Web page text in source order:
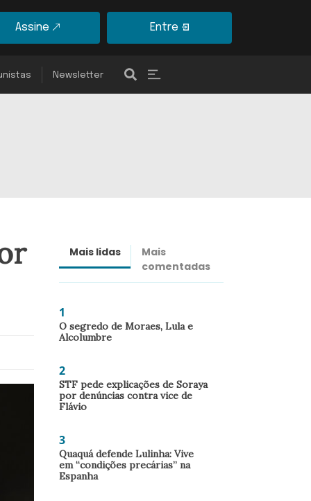
Assine Entre
Newsletter
Mais lidas
Mais
comentadas
1
O segredo de Moraes, Lula e
Alcolumbre
2
STF pede explicações de Soraya
por denúncias contra vice de
Flávio
3
Quaquá defende Lulinha: Vive
em “condições precárias” na
Espanha